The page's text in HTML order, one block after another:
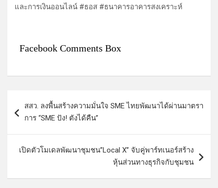
และการเงินออนไลน์ #ธอส #ธนาคารอาคารสงเคราะห์
Facebook Comments Box
น
ว
สสว. ลงพื้นสร้างความมั่นใจ SME ไทยพัฒนาได้ผ่านมาตรา
การ “SME ปัง! ตังได้คืน”
เปิดตัวโมเดลพัฒนาชุมชน”Local X” จับคู่พาร์ทเนอร์สร้าง
หุ้นส่วนทางธุรกิจกับชุมชน